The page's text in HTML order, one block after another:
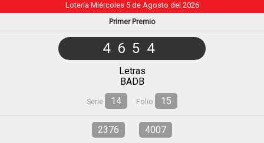
Lotería Miércoles 5 de Agosto del 2026
Primer Premio
4654
Letras
BADB
Serie 14 Folio 15
2376
4007